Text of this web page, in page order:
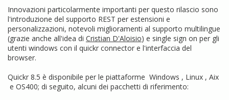
Innovazioni particolarmente importanti per questo rilascio sono
l'introduzione del supporto REST per estensioni e
personalizzazioni, notevoli miglioramenti al supporto multilingue
(grazie anche all'idea di Cristian D'Aloisio) e single sign on per gli
utenti windows con il quickr connector e l'interfaccia del
browser.
Quickr 8.5 è disponibile per le piattaforme Windows , Linux , Aix
e OS400; di seguito, alcuni dei pacchetti di riferimento: